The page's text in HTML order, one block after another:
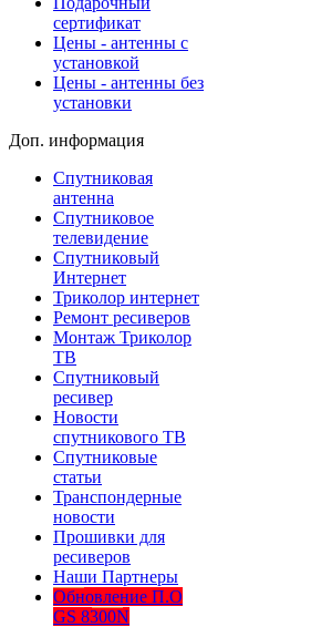
сертификат
Цены - антенны с
установкой
Цены - антенны без
установки
Доп. информация
Спутниковая
антенна
Спутниковое
телевидение
Спутниковый
Интернет
Триколор интернет
Ремонт ресиверов
Монтаж Триколор
ТВ
Спутниковый
ресивер
Новости
спутникового ТВ
Спутниковые
статьи
Транспондерные
новости
Прошивки для
ресиверов
Наши Партнеры
Обновление П.О
GS 8300N